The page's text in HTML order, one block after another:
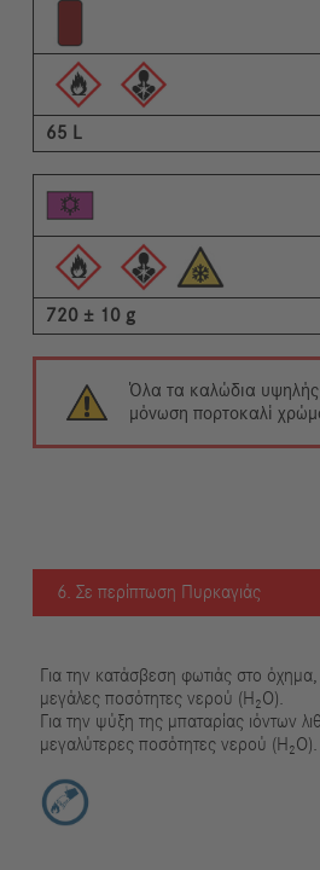
65 L
720 ± 10 g
Όλα τα καλώδια υψηλής
μόνωση πορτοκαλί
6. Σε περίπτωση Πυρκαγιάς
Για την κατάσβεση φωτιάς στο όχημα,
μεγάλες ποσότητες νερού (H₂O).
Για την ψύξη της μπαταρίας ιόντων
μεγαλύτερες ποσότητες νερού (H₂O).